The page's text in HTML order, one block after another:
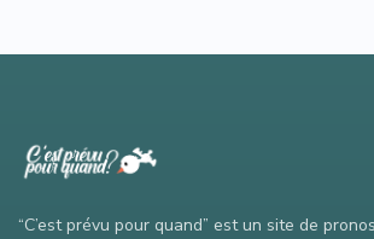
“C’est prévu pour quand” est un site de